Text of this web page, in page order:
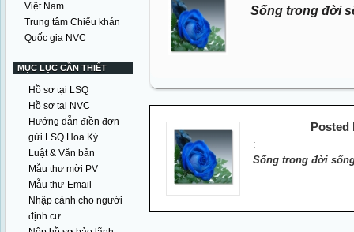
Việt Nam
Trung tâm Chiếu khán
Quốc gia NVC
MỤC LỤC CẦN THIẾT
Hồ sơ tại LSQ
Hồ sơ tại NVC
Hướng dẫn điền đơn
gửi LSQ Hoa Kỳ
Luật & Văn bản
Mẫu thư mời PV
Mẫu thư-Email
Nhập cảnh cho người
định cư
Sống trong đời
Posted
:
Sống trong đời